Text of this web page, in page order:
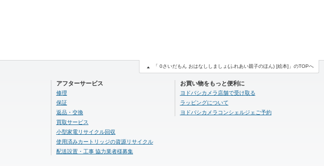
アフターサービス
修理
保証
返品・交換
買取サービス
小型家電リサイクル回収
使用済みカートリッジの資源リサイクル
配送設置・工事 協力業者様募集
お買い物をもっと便利に
ヨドバシカメラ店舗で受け取る
ラッピングについて
ヨドバシカメラコンシェルジェご予約
「 0さいだもん おはなししましょ(ふれあい親子のほん) [絵本]」のTOPへ